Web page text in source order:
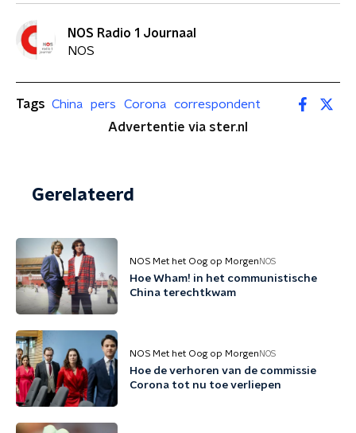
NOS Radio 1 Journaal
NOS
Tags China pers Corona
correspondent
Advertentie via ster.nl
Gerelateerd
NOS Met het Oog op Morgen NOS
Hoe Wham! in het communistische
China terechtkwam
NOS Met het Oog op Morgen NOS
Hoe de verhoren van de commissie
Corona tot nu toe verliepen